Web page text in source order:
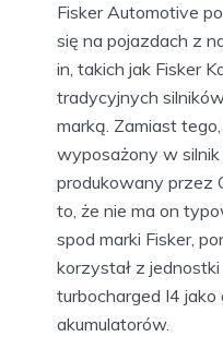
Fisker Automotive
się na pojazdach z
in, takich jak Fisker
tradycyjnych
marką. Zamiast
wyposażony w
produkowany przez
to, że nie ma on
spod marki Fisker,
korzystał z
turbocharged I4 jako
akumulatorów.